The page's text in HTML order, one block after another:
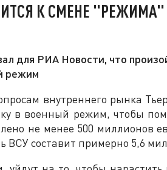
К СМЕНЕ
для РИА Новости, что
режим
внутреннего рынка
в военный режим, чтобы
не менее 500 миллионов
ВСУ составит примерно 5,6